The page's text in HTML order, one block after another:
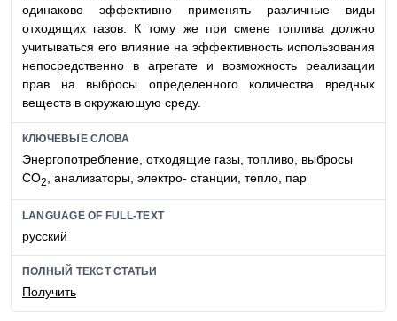
одинаково эффективно применять различные виды
отходящих газов. К тому же при смене топлива должно
учитываться его влияние на эффективность использования
непосредственно в агрегате и возможность реализации
прав на выбросы определенного количества вредных
веществ в окружающую среду.
КЛЮЧЕВЫЕ СЛОВА
Энергопотребление, отходящие газы, топливо, выбросы
CO2 , анализаторы, электро- станции, тепло, пар
LANGUAGE OF FULL-TEXT
русский
ПОЛНЫЙ ТЕКСТ СТАТЬИ
Получить